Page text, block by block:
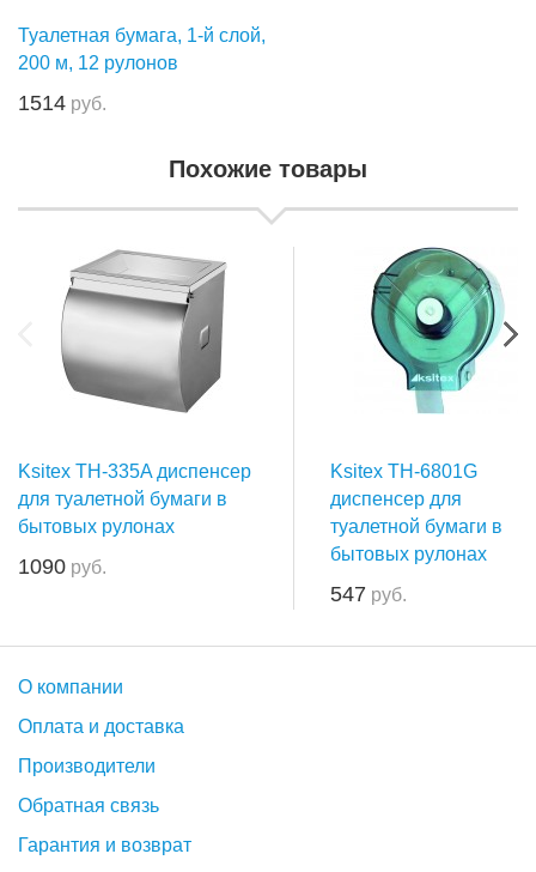
Туалетная бумага, 1-й слой,
200 м, 12 рулонов
1514 руб.
Похожие товары
Ksitex TH-335A диспенсер
для туалетной бумаги в
бытовых рулонах
1090 руб.
Ksitex TH-6801G
диспенсер для
туалетной бумаги в
бытовых рулонах
547 руб.
О компании
Оплата и доставка
Производители
Обратная связь
Гарантия и возврат